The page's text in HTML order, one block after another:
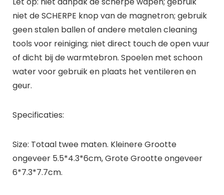
niet de SCHERPE knop van de magnetron; gebruik
geen stalen ballen of andere metalen cleaning
tools voor reiniging; niet direct touch de open vuur
of dicht bij de warmtebron. Spoelen met schoon
water voor gebruik en plaats het ventileren en
geur.
Specificaties:
Size: Totaal twee maten. Kleinere Grootte
ongeveer 5.5*4.3*6cm, Grote Grootte ongeveer
6*7.3*7.7cm.